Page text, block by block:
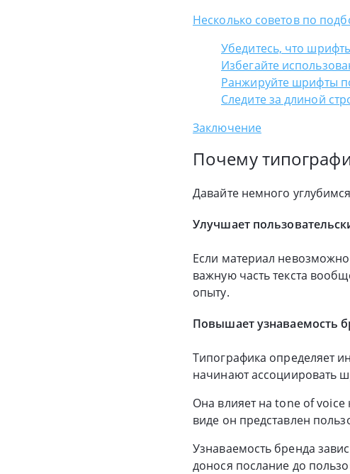
Несколько советов по
Убедитесь, что
Избегайте
Ранжируйте шрифты
Следите за длиной
Заключение
Почему
Давайте немного
Улучшает
Если материал
важную часть текста
опыту.
Повышает узнаваемость
Типографика определяет
начинают ассоциировать
Она влияет на tone of voice
виде он представлен
Узнаваемость бренда
донося послание до